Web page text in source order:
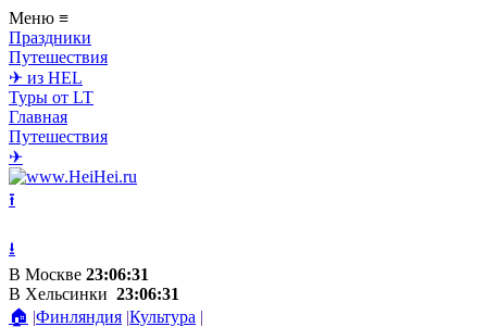
Меню ≡
Праздники
Путешествия
✈ из HEL
Туры от LT
Главная
Путешествия
✈
⭱
⭳
В Москве 23:06:31
В Хельсинки 23:06:31
🏠 |Финляндия |Культура |